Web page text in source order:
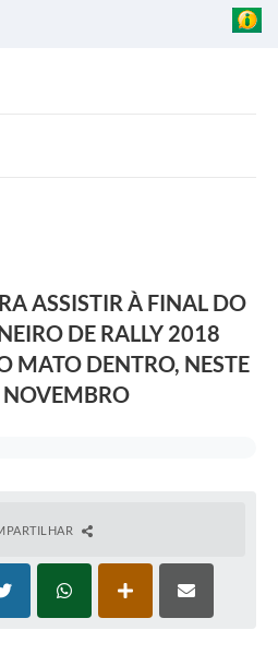
Administrativa
ASSISTIR À FINAL DO
DE RALLY 2018
MATO DENTRO, NESTE